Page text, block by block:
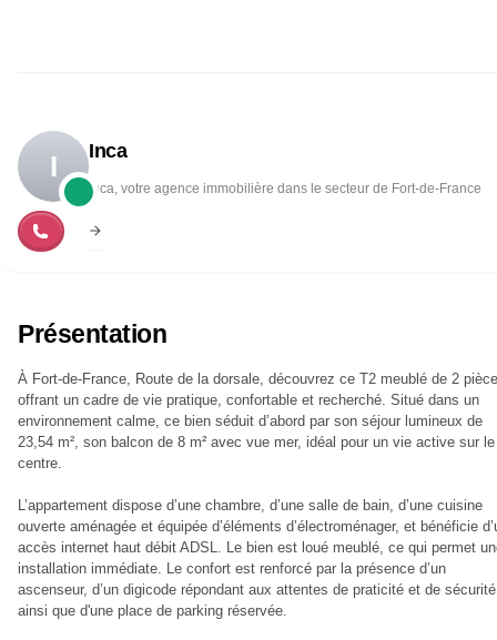
I Inca
Inca, votre agence immobilière dans le secteur de Fort-de-France
Présentation
À Fort-de-France, Route de la dorsale, découvrez ce T2 meublé de 2
offrant un cadre de vie pratique, confortable et recherché. Situé dans un
environnement calme, ce bien séduit d’abord par son séjour lumineux de
23,54 m², son balcon de 8 m² avec vue mer, idéal pour un vie active sur le
centre.
L’appartement dispose d’une chambre, d’une salle de bain, d’une cuisine
ouverte aménagée et équipée d’éléments d’électroménager, et bénéficie
accès internet haut débit ADSL. Le bien est loué meublé, ce qui permet
installation immédiate. Le confort est renforcé par la présence d’un
ascenseur, d’un digicode répondant aux attentes de praticité et de sécurité
ainsi que d'une place de parking réservée.